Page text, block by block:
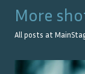
More
All posts at